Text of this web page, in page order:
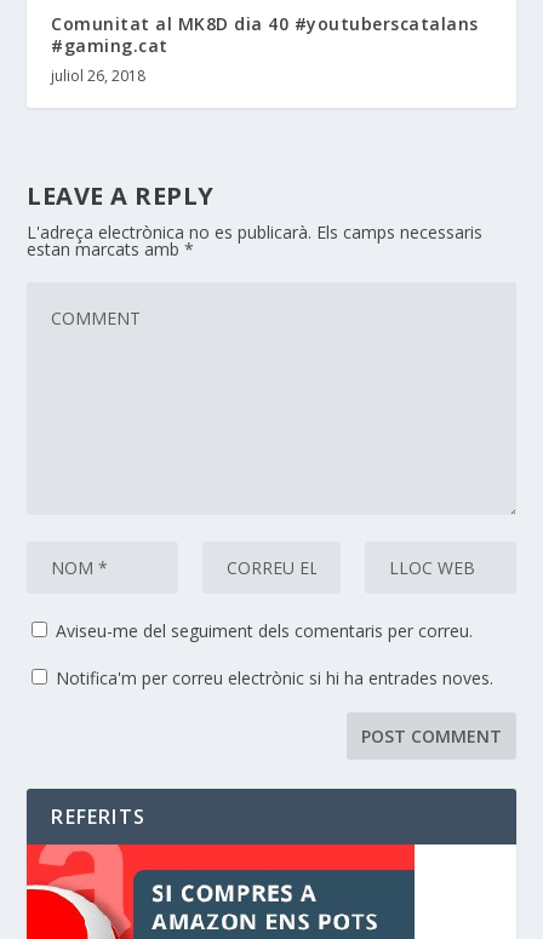
Comunitat al MK8D dia 40 #youtuberscatalans
#gaming.cat
juliol 26, 2018
LEAVE A REPLY
L'adreça electrònica no es publicarà. Els camps necessaris
estan marcats amb*
Aviseu-me del seguiment dels comentaris per correu.
Notifica'm per correu electrònic si hi ha entrades noves.
REFERITS